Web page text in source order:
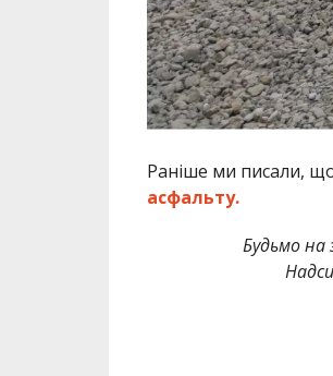
Раніше ми писали,
асфальту.
Будьмо на